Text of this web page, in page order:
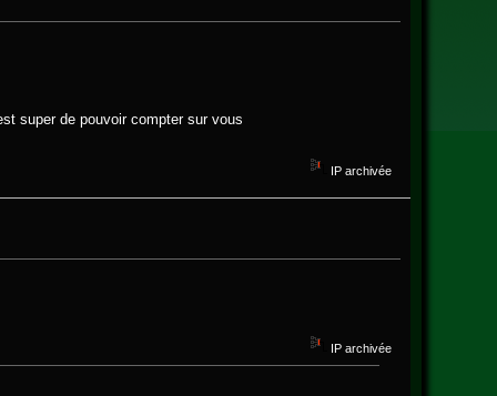
super de pouvoir compter sur vous
IP archivée
IP archivée